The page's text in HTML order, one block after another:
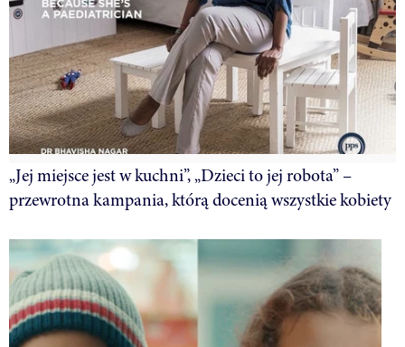
„Jej miejsce jest w kuchni”, „Dzieci to jej robota” –
przewrotna kampania, którą docenią wszystkie kobiety